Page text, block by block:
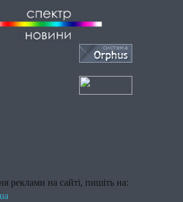
реклами на сайті, пишіть на: